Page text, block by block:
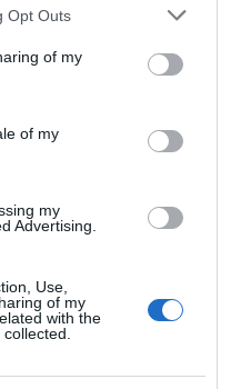
uses one or more Google
behaviour. You may click to
and its third-party tags to
purposes in below Google
Opt Outs
of my
of my
my
Advertising.
Use,
of my
with the